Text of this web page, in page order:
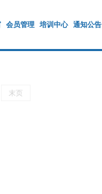
会员管理 培训中心 通知公告
末页